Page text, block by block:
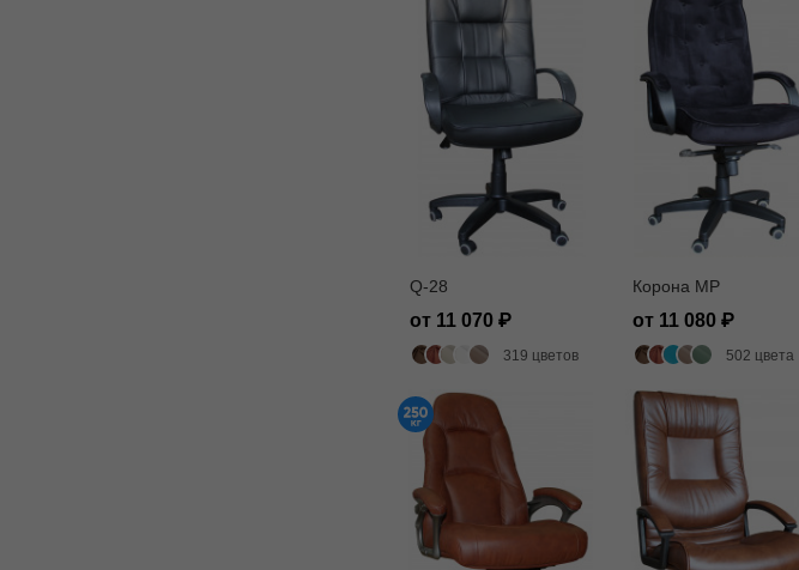
Q-28
от 11 070
319 цветов
Корона MP
от 11 080
502 цвета